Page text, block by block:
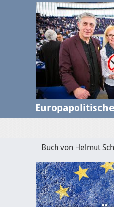
Buch von Helmut